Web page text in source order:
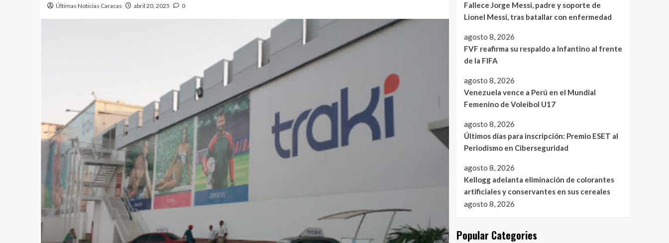
Últimas Noticias Caracas abril 20, 2025 0
Fallece Jorge Messi, padre y soporte de
Lionel Messi, tras batallar con enfermedad
agosto 8, 2026
FVF reafirma su respaldo a Infantino al frente
de la FIFA
agosto 8, 2026
Venezuela vence a Perú en el Mundial
Femenino de Voleibol U17
agosto 8, 2026
Últimos días para inscripción: Premio ESET al
Periodismo en Ciberseguridad
agosto 8, 2026
Kellogg adelanta eliminación de colorantes
artificiales y conservantes en sus cereales
agosto 8, 2026
Popular Categories